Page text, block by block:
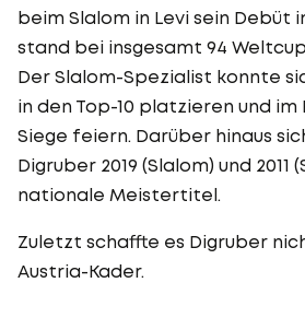
beim Slalom in Levi sein Debüt
stand bei insgesamt 94
Der Slalom-Spezialist konnte
in den Top-10 platzieren und
Siege feiern. Darüber hinaus
Digruber 2019 (Slalom) und 2011
nationale Meistertitel.
Zuletzt schaffte es Digruber
Austria-Kader.